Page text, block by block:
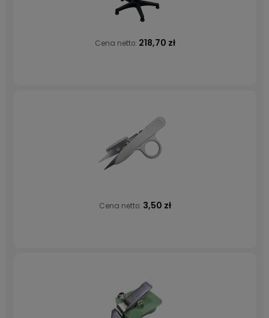
Cena netto: 218,70 zł
Cena netto: 3,50 zł